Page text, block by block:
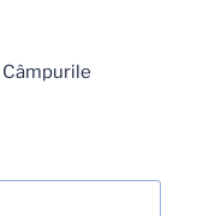
Câmpurile